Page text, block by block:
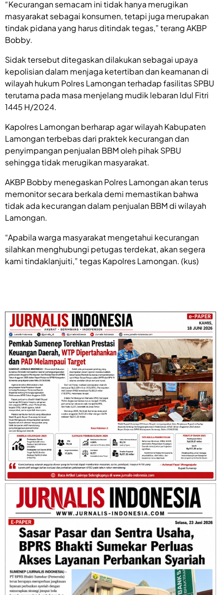
“Kecurangan semacam ini tidak hanya merugikan
masyarakat sebagai konsumen, tetapi juga merupakan
tindak pidana yang harus ditindak tegas,” terang AKBP
Bobby.
Sidak tersebut ditegaskan dilakukan sebagai upaya
kepolisian dalam menjaga ketertiban dan keamanan di
wilayah hukum Polres Lamongan terhadap fasilitas SPBU
terutama pada masa menjelang mudik lebaran Idul Fitri
1445 H/2024.
Kapolres Lamongan berharap agar wilayah Kabupaten
Lamongan terbebas dari praktek kecurangan dan
penyimpangan penjualan BBM oleh pihak SPBU
sehingga tidak merugikan masyarakat.
AKBP Bobby menegaskan Polres Lamongan akan terus
memonitor secara berkala demi memastikan bahwa
tidak ada kecurangan dalam penjualan BBM di wilayah
Lamongan.
“Apabila warga masyarakat mengetahui kecurangan
silahkan menghubungi petugas terdekat, akan segera
kami tindaklanjuiti,” tegas Kapolres Lamongan. (kus)